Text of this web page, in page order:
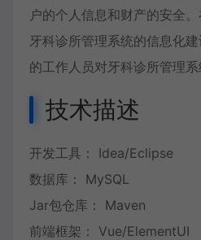
户的个人信息和财产的安全
牙科诊所管理系统的信息化
的工作人员对牙科诊所管理
技术描述
开发工具： Idea/Eclipse
数据库： MySQL
Jar包仓库： Maven
前端框架： Vue/ElementUI